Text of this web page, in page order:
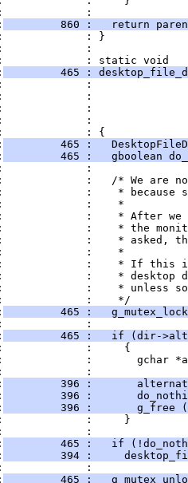
:
860 :   return
: }
:
: static void
465 :
:
:
:
:
: {
465 :
465 :   gboolean
:
:   /* We are
:    * because
:    *
:    * After
:    * the
:    * asked,
:    *
:    * If this
:    * desktop
:    * unless
:    */
465 :
:
465 :   if (dir-
:     {
:       gchar
:
396 :
396 :
396 :       g_free
:     }
:
465 :   if
394 :
:
465 :